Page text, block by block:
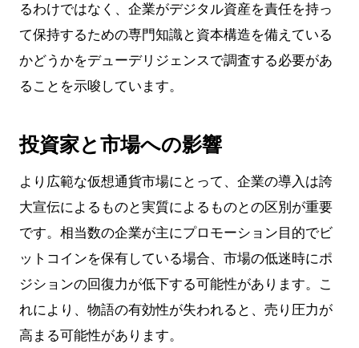
るわけではなく、企業がデジタル資産を責任を持っ
て保持するための専門知識と資本構造を備えている
かどうかをデューデリジェンスで調査する必要があ
ることを示唆しています。
投資家と市場への影響
より広範な仮想通貨市場にとって、企業の導入は誇
大宣伝によるものと実質によるものとの区別が重要
です。相当数の企業が主にプロモーション目的でビ
ットコインを保有している場合、市場の低迷時にポ
ジションの回復力が低下する可能性があります。こ
れにより、物語の有効性が失われると、売り圧力が
高まる可能性があります。